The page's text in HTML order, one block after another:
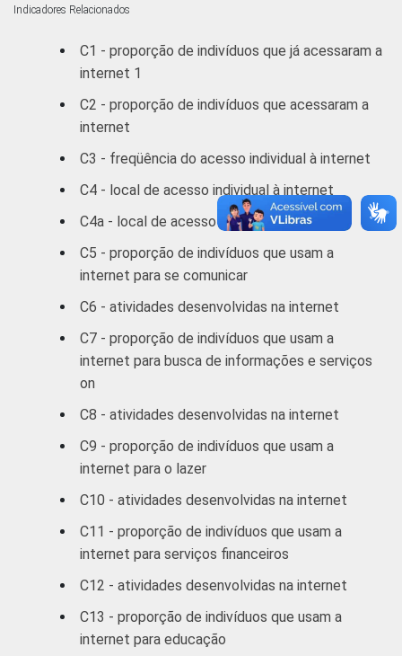
FAIXA
ETÁRIA
10 - 15 55 2
16 - 24 60 26
35 - 44 78
45 - 59 84 45
60 +
RENDA
FAMILIAR
ATÉ 1 SM 27
MAIS DE 1
MAIS DE 2
SM ATÉ 3
SM
MAIS DE 3
SM ATÉ 5
SM
75
MAIS DE 5
SM ATÉ 10
Indicadores Relacionados
C1 - proporção de indivíduos que já acessaram a
internet 1
C2 - proporção de indivíduos que acessaram a
internet
C3 - freqüência do acesso individual à internet
C4 - local de acesso individual à internet
C4a - local de acesso individual à internet
C5 - proporção de indivíduos que usam a
internet para se comunicar
C6 - atividades desenvolvidas na internet
C7 - proporção de indivíduos que usam a
internet para busca de informações e serviços
on
C8 - atividades desenvolvidas na internet
C9 - proporção de indivíduos que usam a
internet para o lazer
C10 - atividades desenvolvidas na internet
C11 - proporção de indivíduos que usam a
internet para serviços financeiros
C12 - atividades desenvolvidas na internet
C13 - proporção de indivíduos que usam a
internet para educação